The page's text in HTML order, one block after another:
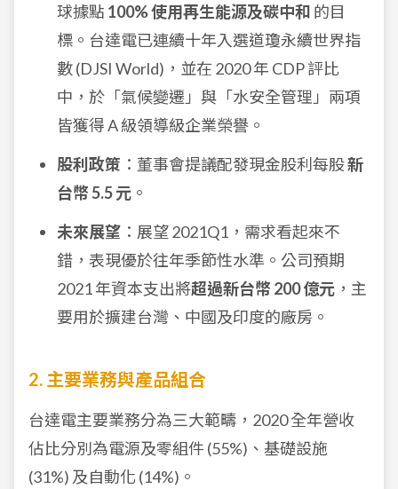
球據點 100% 使用再生能源及碳中和 的目
標。台達電已連續十年入選道瓊永續世界指
數 (DJSI World)，並在 2020 年 CDP 評比
中，於「氣候變遷」與「水安全管理」兩項
皆獲得 A 級領導級企業榮譽。
股利政策 ：董事會提議配發現金股利每股新
台幣 5.5 元 。
未來展望 ：展望 2021Q1，需求看起來不
錯，表現優於往年季節性水準。公司預期
2021 年資本支出將超過新台幣 200 億元 ，主
要用於擴建台灣、中國及印度的廠房。
2. 主要業務與產品組合
台達電主要業務分為三大範疇，2020 全年營收
佔比分別為電源及零組件 (55%)、基礎設施
(31%) 及自動化 (14%)。